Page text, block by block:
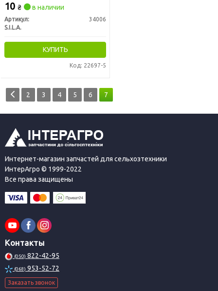
10 ₴ в наличии
Артикул:
34006
S.I.L.A.
КУПИТЬ
Код: 22697-5
2 3 4 5 6 7
Интернет-магазин запчастей для сельхозтехники
ИнтерАгро © 1999-2022
Все права защищены
Контакты
(050) 822-42-95
(068) 953-52-72
Заказать звонок